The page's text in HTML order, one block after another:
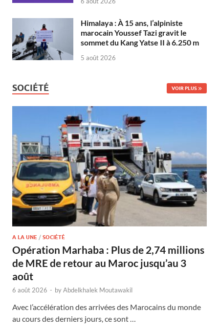
Himalaya : À 15 ans, l’alpiniste
marocain Youssef Tazi gravit le
sommet du Kang Yatse II à 6.250 m
5 août 2026
SOCIÉTÉ VOIR PLUS
A LA UNE / SOCIÉTÉ
Opération Marhaba : Plus de 2,74 millions
de MRE de retour au Maroc jusqu’au 3
août
6 août 2026 - byAbdelkhalek Moutawakil
Avec l’accélération des arrivées des Marocains du monde
au cours des derniers jours, ce sont …